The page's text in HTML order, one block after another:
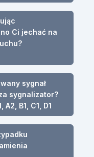
Ci jechać na
sygnał
sygnalizator?
A2, B1, C1, D1